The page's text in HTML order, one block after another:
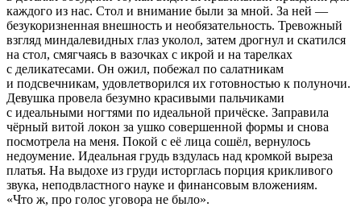
каждого из нас. Стол и внимание были за мной. За ней —
безукоризненная внешность и необязательность. Тревожный
взгляд миндалевидных глаз уколол, затем дрогнул и скатился
на стол, смягчаясь в вазочках с икрой и на тарелках
с деликатесами. Он ожил, побежал по салатникам
и подсвечникам, удовлетворился их готовностью к полуночи.
Девушка провела безумно красивыми пальчиками
с идеальными ногтями по идеальной причёске. Заправила
чёрный витой локон за ушко совершенной формы и снова
посмотрела на меня. Покой с её лица сошёл, вернулось
недоумение. Идеальная грудь вздулась над кромкой выреза
платья. На выдохе из груди исторглась порция крикливого
звука, неподвластного науке и финансовым вложениям.
«Что ж, про голос уговора не было».